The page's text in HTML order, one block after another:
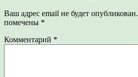
Ваш адрес email не будет опубликован.
помечены *
Комментарий *